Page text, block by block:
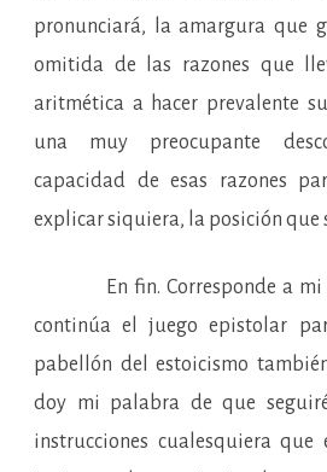
pronunciará, la amargura que
omitida de las razones que
aritmética a hacer prevalente
una muy preocupante
capacidad de esas razones
explicar siquiera, la posición que
En fin. Corresponde a mi
continúa el juego epistolar
pabellón del estoicismo
doy mi palabra de que
instrucciones cualesquiera que